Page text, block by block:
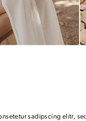
sadipscing elitr,